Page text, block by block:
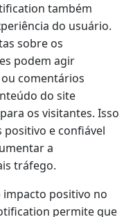
também
do usuário.
sobre os
podem agir
comentários
do site
os visitantes. Isso
e confiável
a
tráfego.
positivo no
permite que